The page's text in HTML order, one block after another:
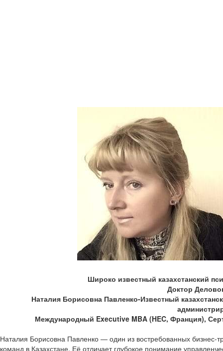
Широко известный казахстанский
Доктор
Наталия Борисовна Павленко-Известный
Международный Executive MBA (HEC, Франция),
Наталия Борисовна Павленко — один из востребованных бизнес-
команд в Казахстане. Её отличает глубокое понимание